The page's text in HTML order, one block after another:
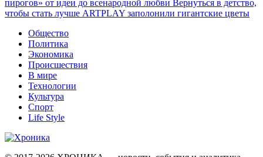
пирогов» от идеи до всенародной любви Вернуться в детство,
чтобы стать лучше ARTPLAY заполонили гигантские цветы
Общество
Политика
Экономика
Происшествия
В мире
Технологии
Культура
Спорт
Life Style